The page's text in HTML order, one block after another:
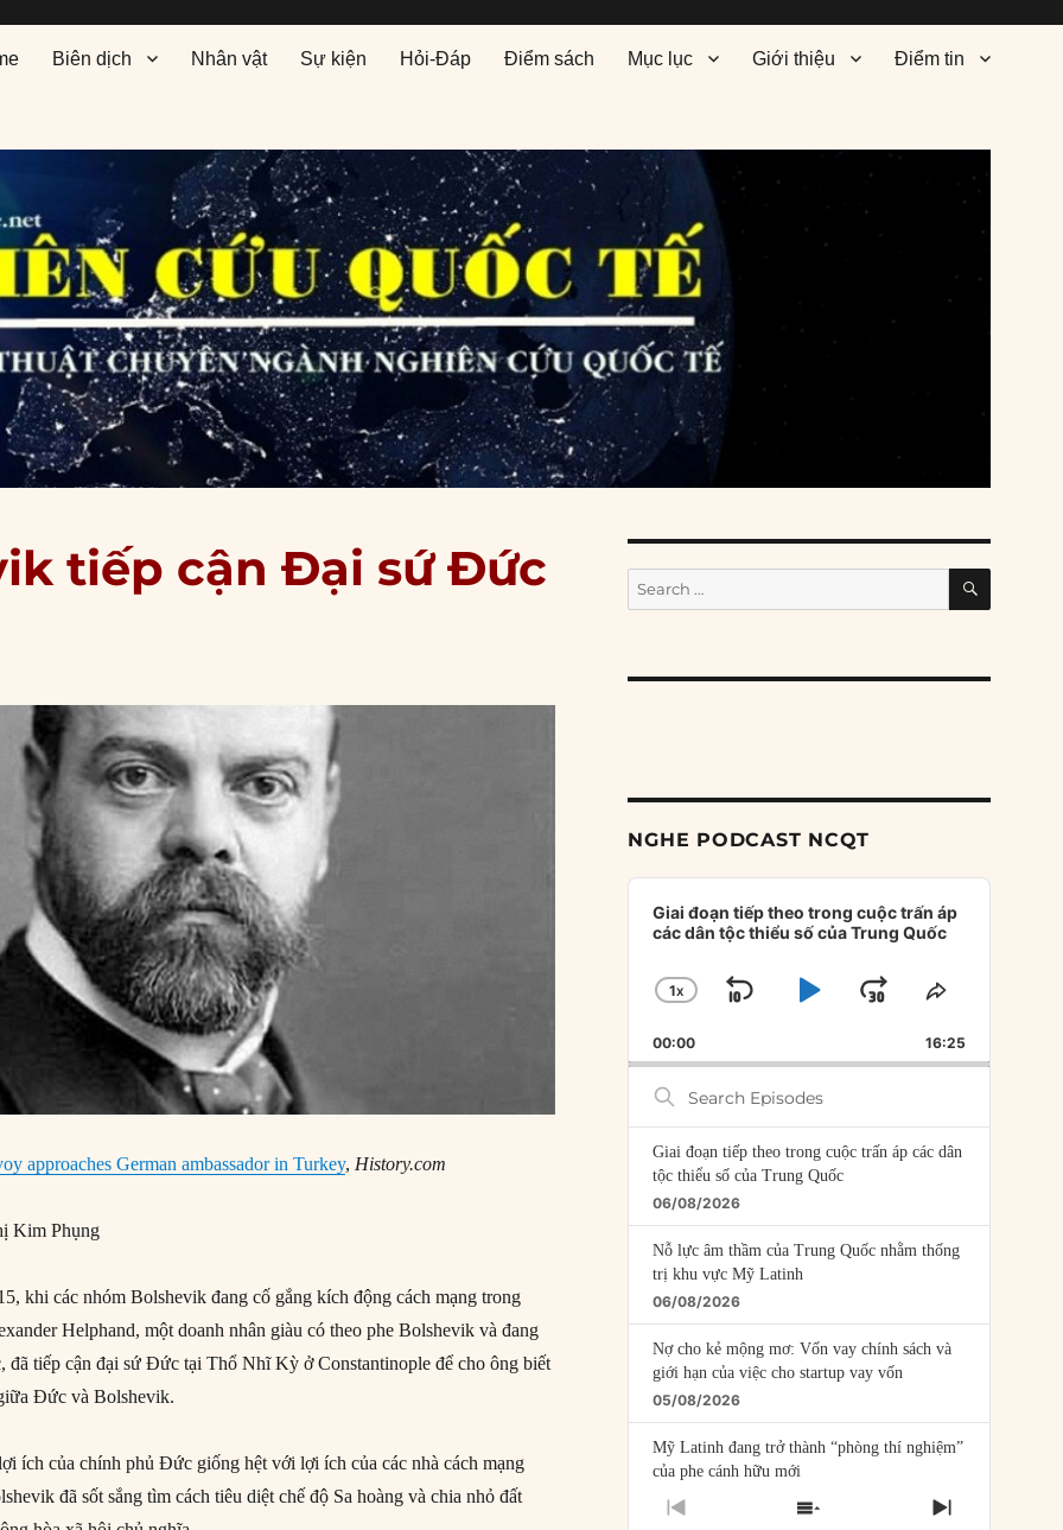
Biên dịch Nhân vật Sự kiện Hỏi-Đáp Điểm sách Mục lục Giới thiệu Điểm tin
tiếp cận Đại sứ Đức
approaches German ambassador in Turkey, History.com
Kim Phụng
khi các nhóm Bolshevik đang cố gắng kích động cách mạng trong
Helphand, một doanh nhân giàu có theo phe Bolshevik và đang
đã tiếp cận đại sứ Đức tại Thổ Nhĩ Kỳ ở Constantinople để cho ông biết
Đức và Bolshevik.
ích của chính phủ Đức giống hệt với lợi ích của các nhà cách mạng
đã sốt sắng tìm cách tiêu diệt chế độ Sa hoàng và chia nhỏ đất
Search
for:
SEARCH
NGHE PODCAST NCQT
Audio
Player
Giai đoạn tiếp theo trong cuộc trấn áp
các dân tộc thiểu số của Trung Quốc
CHANGE
RATE
1X
SKIP
BACKWARD
PLAYJUMP
FORWARD
SHARE
EPISODE
00:00 16:25
Search
Episodes
Giai đoạn tiếp theo trong cuộc trấn áp các dân
tộc thiểu số của Trung Quốc
06/08/2026
Nỗ lực âm thầm của Trung Quốc nhằm thống
trị khu vực Mỹ Latinh
06/08/2026
Nợ cho kẻ mộng mơ: Vốn vay chính sách và
giới hạn của việc cho startup vay vốn
05/08/2026
Mỹ Latinh đang trở thành “phòng thí nghiệm”
của phe cánh hữu mới
04/08/2026
PREVIOUSSHOW
NEXT